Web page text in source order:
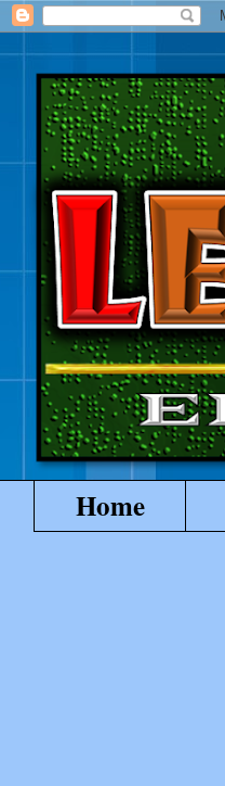
Home